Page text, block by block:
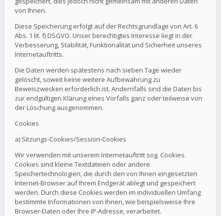
von Ihnen.
Diese Speicherung erfolgt auf der Rechtsgrundlage von Art. 6
Abs. 1 lit. f) DSGVO. Unser berechtigtes Interesse liegt in der
Verbesserung, Stabilität, Funktionalität und Sicherheit unseres
Internetauftritts.
Die Daten werden spätestens nach sieben Tage wieder
gelöscht, soweit keine weitere Aufbewahrung zu
Beweiszwecken erforderlich ist. Andernfalls sind die Daten bis
zur endgültigen Klärung eines Vorfalls ganz oder teilweise von
der Löschung ausgenommen.
Cookies
a) Sitzungs-Cookies/Session-Cookies
Wir verwenden mit unserem Internetauftritt sog. Cookies.
Cookies sind kleine Textdateien oder andere
Speichertechnologien, die durch den von Ihnen eingesetzten
Internet-Browser auf Ihrem Endgerät ablegt und gespeichert
werden. Durch diese Cookies werden im individuellen Umfang
bestimmte Informationen von Ihnen, wie beispielsweise Ihre
Browser-Daten oder Ihre IP-Adresse, verarbeitet.